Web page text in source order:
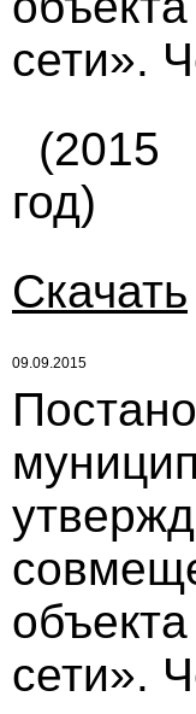
сети».
(2015
год)
Скачать
09.09.2015
сети».